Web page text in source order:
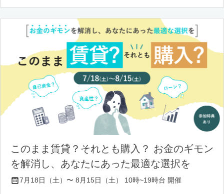
このまま賃貸？それとも購入？ お金のギモン
を解消し、あなたにあった最適な選択を
7月18日（土）〜 8月15日（土） 10時~19時台 開催